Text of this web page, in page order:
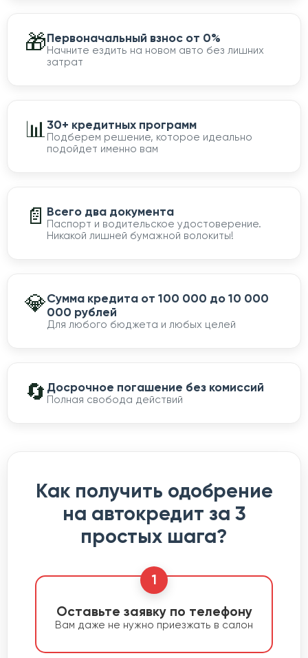
🎁Первоначальный взнос от 0%
Начните ездить на новом авто без лишних
затрат
📊30+ кредитных программ
Подберем решение, которое идеально
подойдет именно вам
📄 Всего два документа
Паспорт и водительское удостоверение.
Никакой лишней бумажной волокиты!
💎Сумма кредита от 100 000 до 10 000
000 рублей
Для любого бюджета и любых целей
🔄 Досрочное погашение без комиссий
Полная свобода действий
Как получить одобрение
на автокредит за 3
простых шага?
1
Оставьте заявку по телефону
Вам даже не нужно приезжать в салон